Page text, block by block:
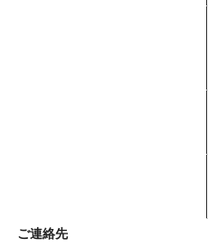
ご連絡先